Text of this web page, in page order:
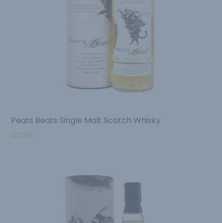
Peats Beats Single Malt Scotch Whisky
42.95€